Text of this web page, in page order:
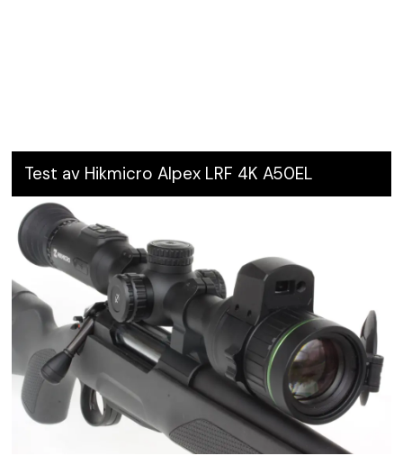
Test av Hikmicro Alpex LRF 4K A50EL